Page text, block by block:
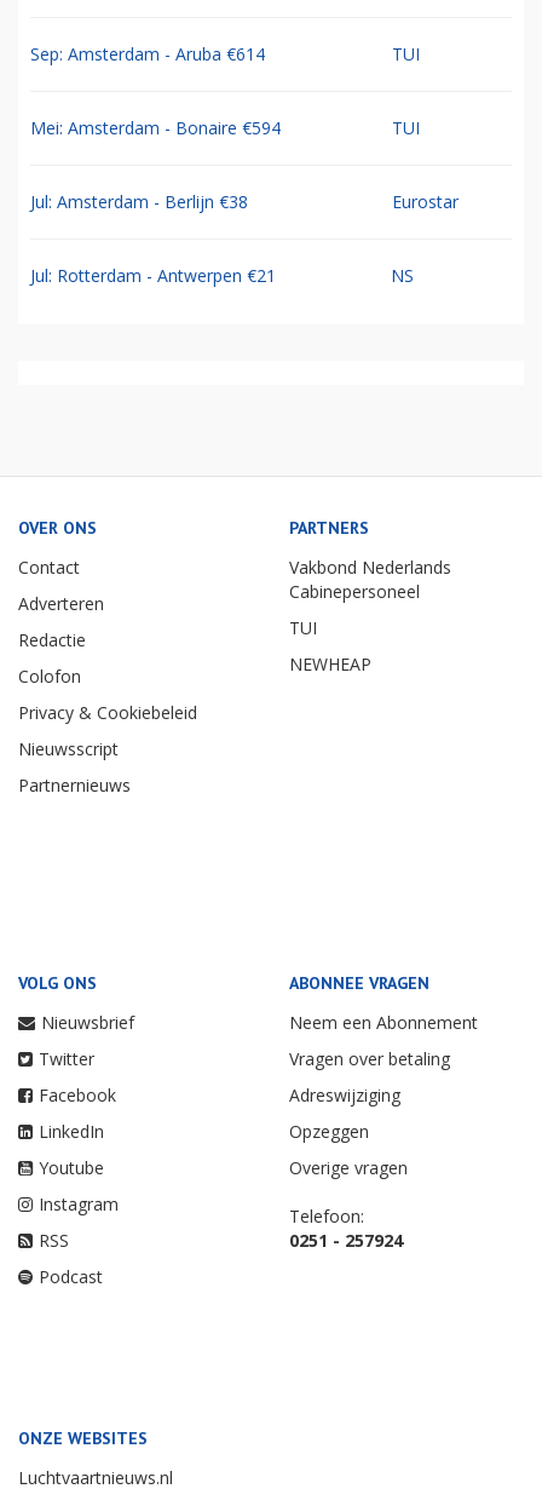
Sep: Amsterdam - Aruba €614 TUI
Mei: Amsterdam - Bonaire €594 TUI
Jul: Amsterdam - Berlijn €38 Eurostar
Jul: Rotterdam - Antwerpen €21 NS
OVER ONS
Contact
Adverteren
Redactie
Colofon
Privacy & Cookiebeleid
Nieuwsscript
Partnernieuws
PARTNERS
Vakbond Nederlands
Cabinepersoneel
TUI
NEWHEAP
VOLG ONS
Nieuwsbrief
Twitter
Facebook
LinkedIn
Youtube
Instagram
RSS
Podcast
ABONNEE VRAGEN
Neem een Abonnement
Vragen over betaling
Adreswijziging
Opzeggen
Overige vragen
Telefoon:
0251 - 257924
ONZE WEBSITES
Luchtvaartnieuws.nl